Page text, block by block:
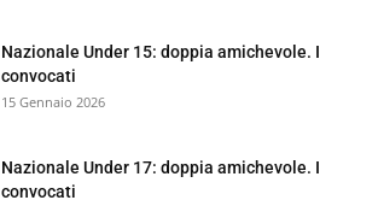
Nazionale Under 15: doppia amichevole. I
convocati
15 Gennaio 2026
Nazionale Under 17: doppia amichevole. I
convocati